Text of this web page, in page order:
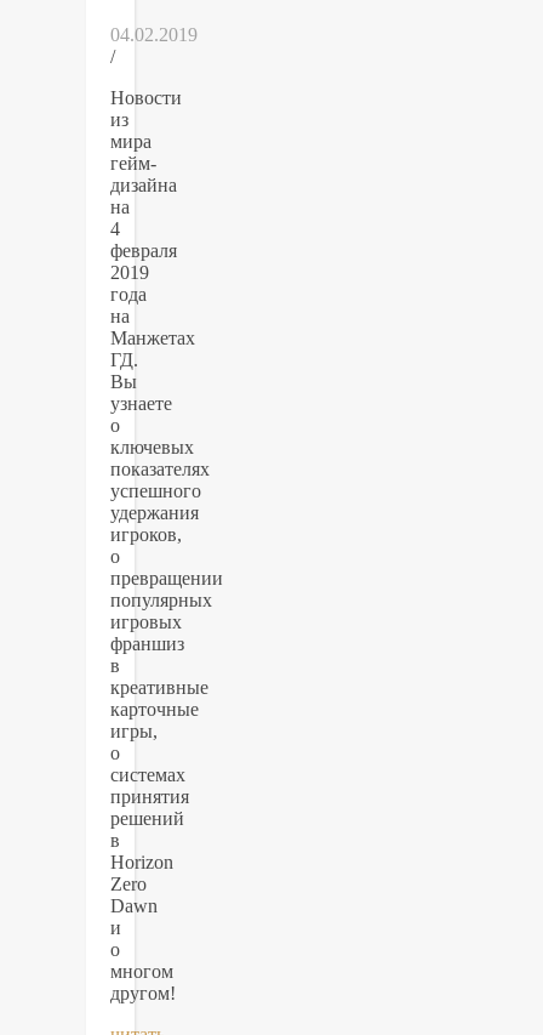
04.02.2019
/
Новости
из
мира
гейм-
дизайна
на
4
февраля
2019
года
на
Манжетах
ГД.
Вы
узнаете
о
ключевых
показателях
успешного
удержания
игроков,
о
превращении
популярных
игровых
франшиз
в
креативные
карточные
игры,
о
системах
принятия
решений
в
Horizon
Zero
Dawn
и
о
многом
другом!